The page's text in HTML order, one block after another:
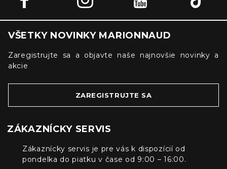
VŠETKY NOVINKY MARIONNAUD
Zaregistrujte sa a objavte naše najnovšie novinky a
akcie
ZAREGISTRUJTE SA
ZÁKAZNÍCKY SERVIS
Zákaznícky servis je pre vás k dispozícií od
pondelka do piatku v čase od 9:00 – 16:00.